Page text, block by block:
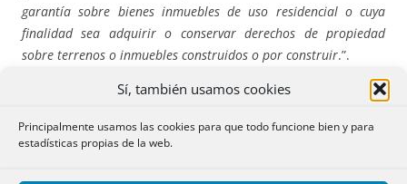
Sí, también usamos cookies
Principalmente usamos las cookies para que todo funcione bien y para
estadísticas propias de la web.
garantía sobre bienes inmuebles de uso residencial o cuya
finalidad sea adquirir o conservar derechos de propiedad
sobre terrenos o inmuebles construidos o por construir.”.
En análogos términos, el párrafo primero del artículo 2 de
la misma dispone que “ Esta Ley será de aplicación a los
contratos de préstamo concedidos por personas físicas o